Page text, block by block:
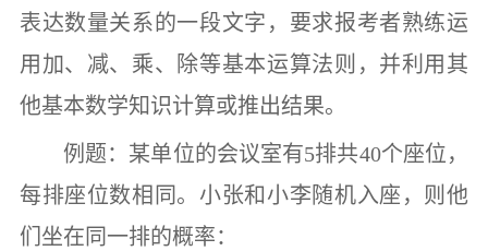
表达数量关系的一段文字，要求报考者熟练运
用加、减、乘、除等基本运算法则，并利用其
他基本数学知识计算或推出结果。
例题：某单位的会议室有5排共40个座位，
每排座位数相同。小张和小李随机入座，则他
们坐在同一排的概率：